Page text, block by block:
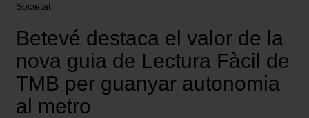
Societat
Betevé destaca el valor de la
nova guia de Lectura Fàcil de
TMB per guanyar autonomia
al metro